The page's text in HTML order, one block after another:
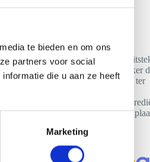
te bieden en om ons
partners voor social
die u aan ze heeft
Marketing
steevast een smoothiebar die
barren hebben.. Zo weet je zeker
werken op een bar die u zelf al ter
hierna. Wij werken met verse
in Berkelland bij ons huren in